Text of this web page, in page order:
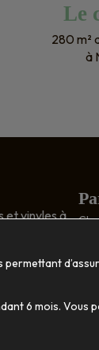
Le
280 m²
à
et vinyles à
6 mois. Vous